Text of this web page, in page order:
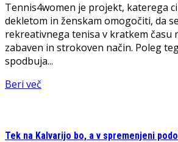
Tennis4women je projekt, katerega
dekletom in ženskam omogočiti, da
rekreativnega tenisa v kratkem času
zabaven in strokoven način. Poleg
spodbuja...
Beri več
Tek na Kalvarijo bo, a v spremenjeni